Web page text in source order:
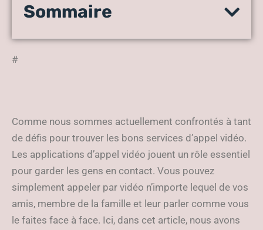
Comment supprimer le
façon permanente 2021
Sommaire
#
Comme nous sommes actuellement confrontés à tant
de défis pour trouver les bons services d’appel vidéo.
Les applications d’appel vidéo jouent un rôle essentiel
pour garder les gens en contact. Vous pouvez
simplement appeler par vidéo n’importe lequel de vos
amis, membre de la famille et leur parler comme vous
le faites face à face. Ici, dans cet article, nous avons